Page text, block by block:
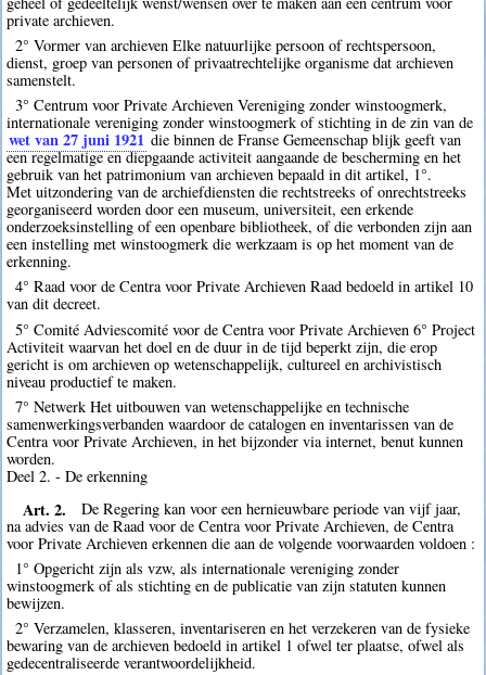
private archieven.
2° Vormer van archieven Elke natuurlijke persoon of rechtspersoon,
dienst, groep van personen of privaatrechtelijke organisme dat archieven
samenstelt.
3° Centrum voor Private Archieven Vereniging zonder winstoogmerk,
internationale vereniging zonder winstoogmerk of stichting in de zin van de
wet van 27 juni 1921 die binnen de Franse Gemeenschap blijk geeft van
een regelmatige en diepgaande activiteit aangaande de bescherming en het
gebruik van het patrimonium van archieven bepaald in dit artikel, 1°.
Met uitzondering van de archiefdiensten die rechtstreeks of onrechtstreeks
georganiseerd worden door een museum, universiteit, een erkende
onderzoeksinstelling of een openbare bibliotheek, of die verbonden zijn aan
een instelling met winstoogmerk die werkzaam is op het moment van de
erkenning.
4° Raad voor de Centra voor Private Archieven Raad bedoeld in artikel 10
van dit decreet.
5° Comité Adviescomité voor de Centra voor Private Archieven 6° Project
Activiteit waarvan het doel en de duur in de tijd beperkt zijn, die erop
gericht is om archieven op wetenschappelijk, cultureel en archivistisch
niveau productief te maken.
7° Netwerk Het uitbouwen van wetenschappelijke en technische
samenwerkingsverbanden waardoor de catalogen en inventarissen van de
Centra voor Private Archieven, in het bijzonder via internet, benut kunnen
worden.
Deel 2. - De erkenning
Art. 2.
De Regering kan voor een hernieuwbare periode van vijf jaar,
na advies van de Raad voor de Centra voor Private Archieven, de Centra
voor Private Archieven erkennen die aan de volgende voorwaarden voldoen :
1° Opgericht zijn als vzw, als internationale vereniging zonder
winstoogmerk of als stichting en de publicatie van zijn statuten kunnen
bewijzen.
2° Verzamelen, klasseren, inventariseren en het verzekeren van de fysieke
bewaring van de archieven bedoeld in artikel 1 ofwel ter plaatse, ofwel als
gedecentraliseerde verantwoordelijkheid.